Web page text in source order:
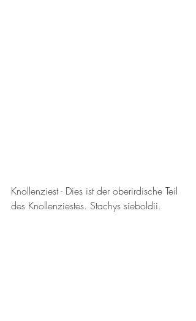
Knollenziest - Dies ist der oberirdische Teil
des Knollenziestes. Stachys sieboldii.